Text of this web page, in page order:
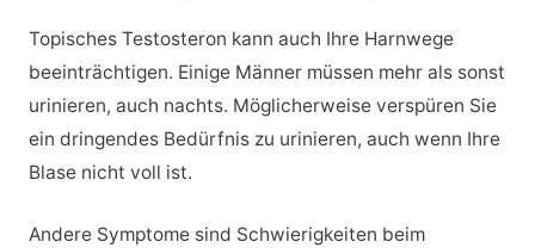
Topisches Testosteron kann auch Ihre Harnwege
beeinträchtigen. Einige Männer müssen mehr als sonst
urinieren, auch nachts. Möglicherweise verspüren Sie
ein dringendes Bedürfnis zu urinieren, auch wenn Ihre
Blase nicht voll ist.
Andere Symptome sind Schwierigkeiten beim